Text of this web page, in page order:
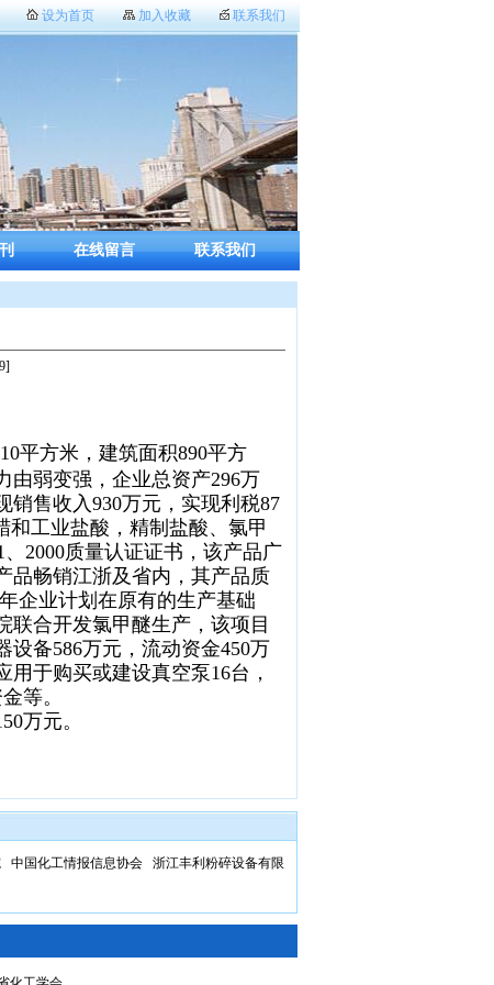
设为首页 加入收藏 联系我们
在线留言 联系我们
平方米，建筑面积890平方
由弱变强，企业总资产296万
销售收入930万元，实现利税87
和工业盐酸，精制盐酸、氯甲
2000质量认证证书，该产品广
品畅销江浙及省内，其产品质
企业计划在原有的生产基础
合开发氯甲醚生产，该项目
设备586万元，流动资金450万
于购买或建设真空泵16台，
等。
万元。
中国化工情报信息协会
浙江丰利粉碎设备有限